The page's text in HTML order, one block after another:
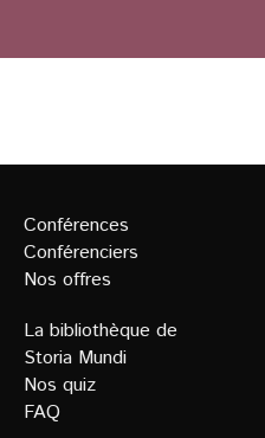
Conférences
Conférenciers
Nos offres
La bibliothèque de
Storia Mundi
Nos quiz
FAQ